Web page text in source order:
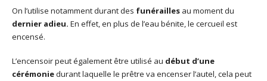
On l’utilise notamment durant des funérailles au moment du
dernier adieu. En effet, en plus de l’eau bénite, le cercueil est
encensé.
L’encensoir peut également être utilisé au début d’une
cérémoniedurant laquelle le prêtre va encenser l’autel, cela peut